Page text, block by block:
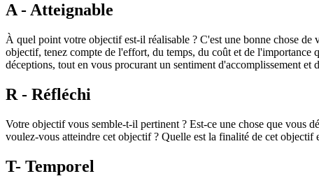
A - Atteignable
À quel point votre objectif est-il réalisable ? C'est une bonne chose
objectif, tenez compte de l'effort, du temps, du coût et de l'importance
déceptions, tout en vous procurant un sentiment d'accomplissement et
R - Réfléchi
Votre objectif vous semble-t-il pertinent ? Est-ce une chose que vous
voulez-vous atteindre cet objectif ? Quelle est la finalité de cet
T- Temporel